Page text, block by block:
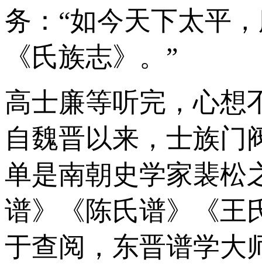
务：“如今天下太平
《氏族志》。”
高士廉等听完，心想
自魏晋以来，士族门
单是南朝史学家裴松
谱》《陈氏谱》《王
于查阅，东晋谱学大